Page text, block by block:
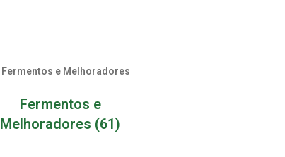
Fermentos e
Melhoradores (61)